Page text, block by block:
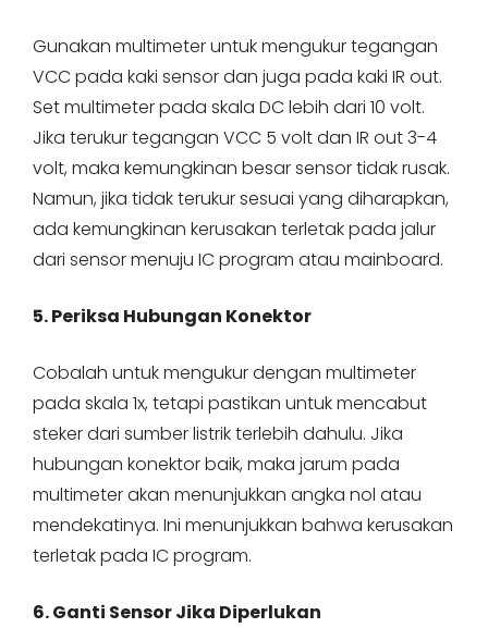
Gunakan multimeter untuk mengukur tegangan
VCC pada kaki sensor dan juga pada kaki IR out.
Set multimeter pada skala DC lebih dari 10 volt.
Jika terukur tegangan VCC 5 volt dan IR out 3-4
volt, maka kemungkinan besar sensor tidak rusak.
Namun, jika tidak terukur sesuai yang diharapkan,
ada kemungkinan kerusakan terletak pada jalur
dari sensor menuju IC program atau mainboard.
5. Periksa Hubungan Konektor
Cobalah untuk mengukur dengan multimeter
pada skala 1x, tetapi pastikan untuk mencabut
steker dari sumber listrik terlebih dahulu. Jika
hubungan konektor baik, maka jarum pada
multimeter akan menunjukkan angka nol atau
mendekatinya. Ini menunjukkan bahwa kerusakan
terletak pada IC program.
6. Ganti Sensor Jika Diperlukan